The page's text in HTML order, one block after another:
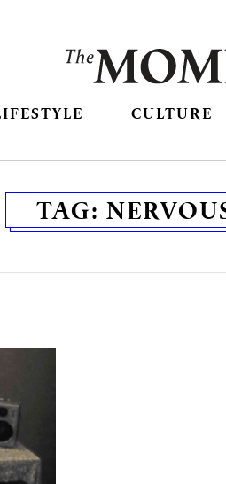
CULTURE
TAG: